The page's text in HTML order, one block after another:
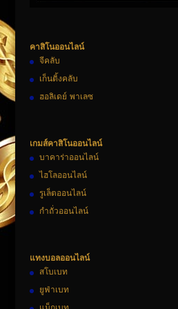
คาสิโนออนไลน์
จีคลับ
เก็นติ้งคลับ
ฮอลิเดย์ พาเลซ
เกมส์คาสิโนออนไลน์
บาคาร่าออนไลน์
ไฮโลออนไลน์
รูเล็ตออนไลน์
กำถั่วออนไลน์
แทงบอลออนไลน์
สโบเบท
ยูฟ่าเบท